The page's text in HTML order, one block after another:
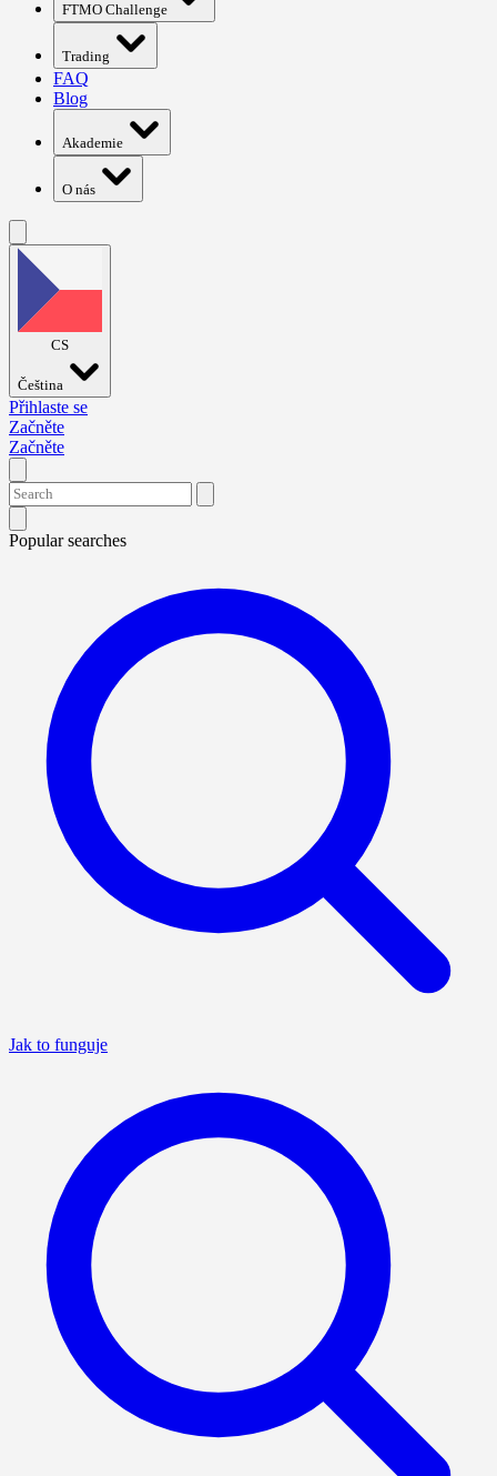
FTMO Challenge
Trading
FAQ
Blog
Akademie
O nás
CS
Čeština
Přihlaste se
Začněte
Začněte
Popular searches
Jak to funguje